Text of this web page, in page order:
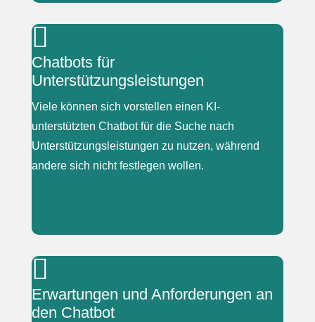
|
„Oh, das mag ich gar nicht (…) ich würde lieber
persönlich reden. Das ist mir lieber als diese
Sprachdinger.“

Chatbots für
Unterstützungsleistungen
Viele können sich vorstellen einen KI-
unterstützten Chatbot für die Suche nach
Unterstützungsleistungen zu nutzen, während
andere sich nicht festlegen wollen.
|
das Digitale.“

Erwartungen und Anforderungen an
den Chatbot